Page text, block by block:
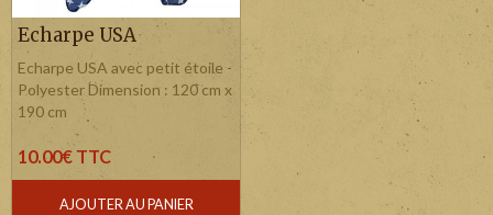
Echarpe USA
Echarpe USA avec petit étoile -
Polyester Dimension : 120 cm x
190 cm
10.00€ TTC
AJOUTER AU PANIER